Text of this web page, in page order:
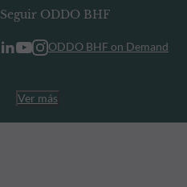
Seguir ODDO BHF
ODDO BHF on Demand
Ver más